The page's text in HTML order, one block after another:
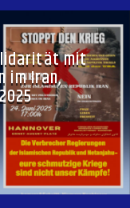
mit
im Iran,